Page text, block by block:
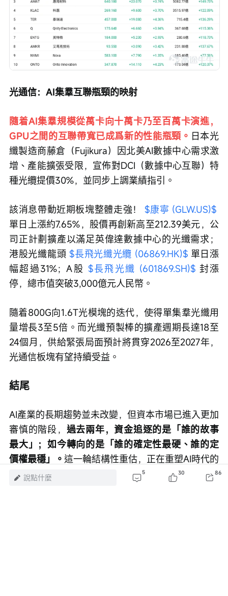
光通信：AI集羣互聯瓶頸的映射
隨着AI集羣規模從萬卡向十萬卡乃至百萬卡演進，
GPU之間的互聯帶寬已成爲新的性能瓶頸。 日本光
纖製造商藤倉（Fujikura）因北美AI數據中心需求激
增、產能擴張受限，宣佈對DCI（數據中心互聯）特
種光纜提價30%，並同步上調業績指引。
該消息帶動近期板塊整體走強！ $康寧 (GLW.US)$
單日上漲約7.65%，股價再創新高至212.39美元，公
司正計劃擴產以滿足英偉達數據中心的光纖需求；
港股光纖龍頭 $長飛光纖光纜 (06869.HK)$ 單日漲
幅超過31%；A股 $長飛光纖 (601869.SH)$ 封漲
停，總市值突破3,000億元人民幣。
隨着800G向1.6T光模塊的迭代，使得單集羣光纖用
量增長3至5倍。而光纖預製棒的擴產週期長達18至
24個月，供給緊張局面預計將貫穿2026至2027年，
光通信板塊有望持續受益。
結尾
AI產業的長期趨勢並未改變，但資本市場已進入更加
審慎的階段， 過去兩年，資金追逐的是「誰的故事
最大」；如今轉向的是「誰的確定性最硬、誰的定
價權最穩」。 這一輪結構性重估，正在重塑AI時代的
投資地圖。
說點什麼
5 30 86